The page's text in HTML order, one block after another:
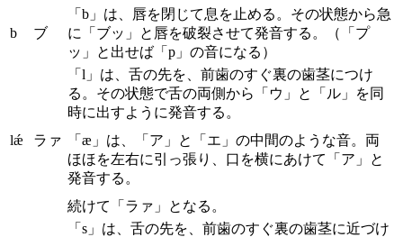
b ブ
「b」は、唇を閉じて息を止める。その状態から急
に「ブッ」と唇を破裂させて発音する。（「プ
ッ」と出せば「p」の音になる）
lǽ ラァ
「l」は、舌の先を、前歯のすぐ裏の歯茎につけ
る。その状態で舌の両側から「ウ」と「ル」を同
時に出すように発音する。
「æ」は、「ア」と「エ」の中間のような音。両
ほほを左右に引っ張り、口を横にあけて「ア」と
発音する。
続けて「ラァ」となる。
「s」は、舌の先を、前歯のすぐ裏の歯茎に近づけ